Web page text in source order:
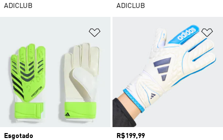
ADICLUB
ADICLUB
Adicionar à Lista de Desejos
Esgotado
Preço
R$199,99